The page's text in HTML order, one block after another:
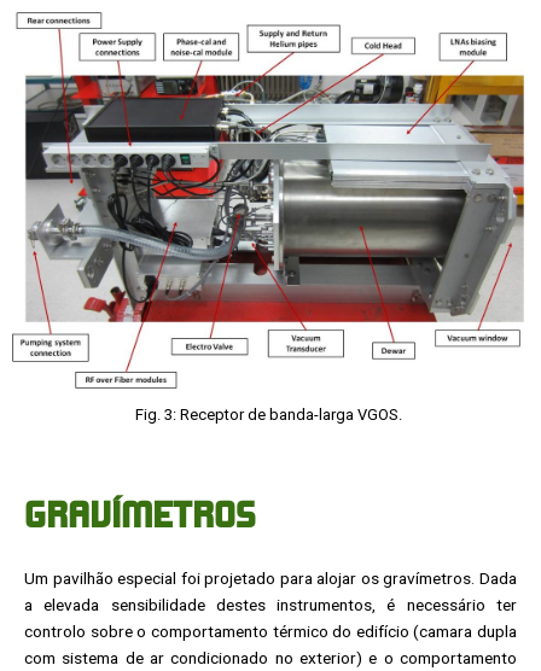
Fig. 3: Receptor de banda-larga VGOS.
GRAVÍMETROS
Um pavilhão especial foi projetado para alojar os gravímetros. Dada
a elevada sensibilidade destes instrumentos, é necessário ter
controlo sobre o comportamento térmico do edifício (camara dupla
com sistema de ar condicionado no exterior) e o comportamento